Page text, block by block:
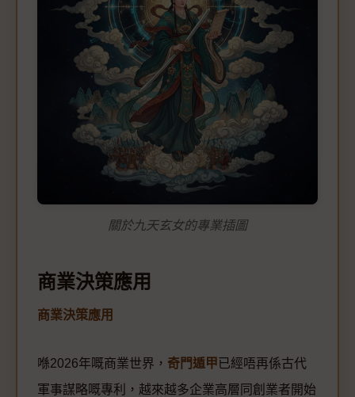
關於九天玄女的專業插圖
商業決策應用
商業決策應用
喺2026年嘅商業世界， 奇門遁甲已經唔再係古代
軍事謀略嘅專利，越來越多企業高層同創業者開始